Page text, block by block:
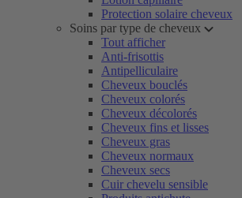
Protection solaire cheveux
Soins par type de cheveux
Tout afficher
Anti-frisottis
Antipelliculaire
Cheveux bouclés
Cheveux colorés
Cheveux décolorés
Cheveux fins et lisses
Cheveux gras
Cheveux normaux
Cheveux secs
Cuir chevelu sensible